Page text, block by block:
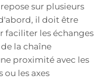
sur plusieurs
il doit être
faciliter les échanges
la chaîne
proximité avec les
ou les axes